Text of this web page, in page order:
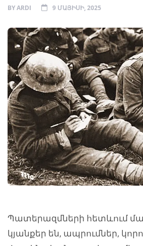
BYARDI 9 ՄԱՅԻՍԻ, 2025
Պատերազմների հետևում
կյանքեր են, ապրումներ,